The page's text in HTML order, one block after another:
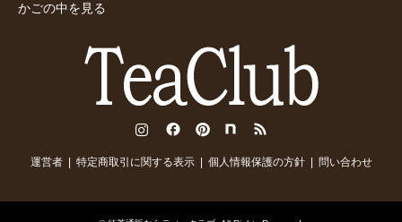
かごの中を見る
note RSS
運営者 特定商取引に関する表示 個人情報保護の方針 問い合わせ